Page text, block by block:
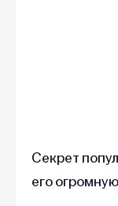
Секрет
его